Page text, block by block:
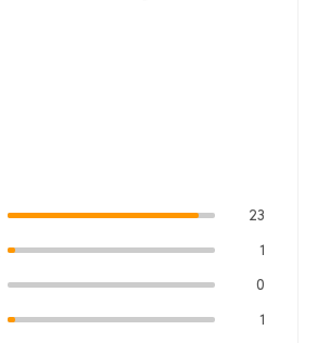
23
1
0
1